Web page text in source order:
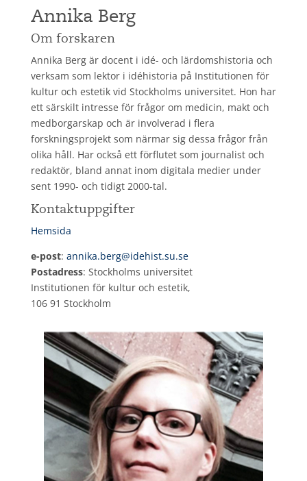
Annika Berg
Om forskaren
Annika Berg är docent i idé- och lärdomshistoria och
verksam som lektor i idéhistoria på Institutionen för
kultur och estetik vid Stockholms universitet. Hon har
ett särskilt intresse för frågor om medicin, makt och
medborgarskap och är involverad i flera
forskningsprojekt som närmar sig dessa frågor från
olika håll. Har också ett förflutet som journalist och
redaktör, bland annat inom digitala medier under
sent 1990- och tidigt 2000-tal.
Kontaktuppgifter
Hemsida
e-post: annika.berg@idehist.su.se
Postadress: Stockholms universitet
Institutionen för kultur och estetik,
106 91 Stockholm